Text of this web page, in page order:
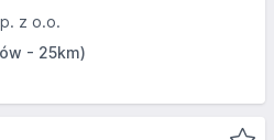
z o.o.
- 25km)